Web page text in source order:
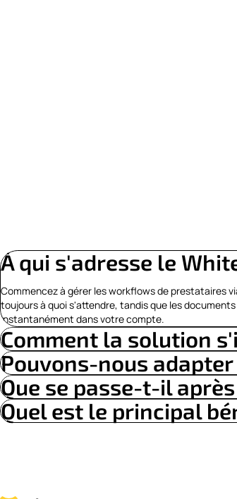
À qui s'adresse le
Commencez à gérer les workflows de prestataires
toujours à quoi s'attendre, tandis que les
instantanément dans votre compte.
Comment la solution
Pouvons-nous
Que se passe-t-il
Quel est le principal